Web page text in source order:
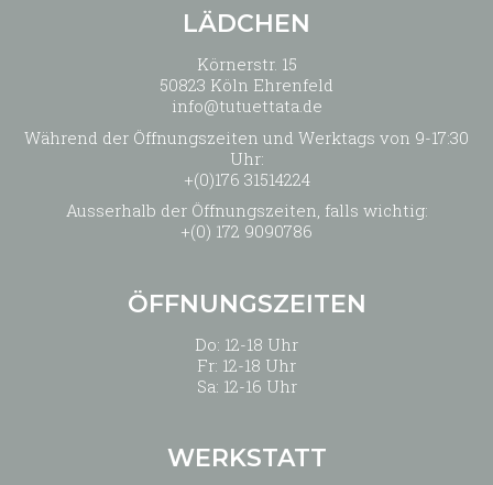
LÄDCHEN
Körnerstr. 15
50823 Köln Ehrenfeld
info@tutuettata.de
Während der Öffnungszeiten und Werktags von 9-17:30
Uhr:
+(0)176 31514224
Ausserhalb der Öffnungszeiten, falls wichtig:
+(0) 172 9090786
ÖFFNUNGSZEITEN
Do: 12-18 Uhr
Fr: 12-18 Uhr
Sa: 12-16 Uhr
WERKSTATT